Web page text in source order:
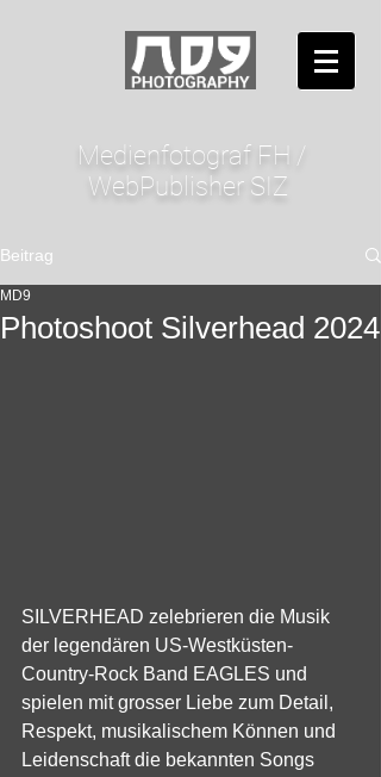
Medienfotograf FH /
WebPublisher SIZ
Beitrag
Photoshoot Silverhead 2024
MD9
SILVERHEAD zelebrieren die Musik
der legendären US-Westküsten-
Country-Rock Band EAGLES und
spielen mit grosser Liebe zum Detail,
Respekt, musikalischem Können und
Leidenschaft die bekannten Songs